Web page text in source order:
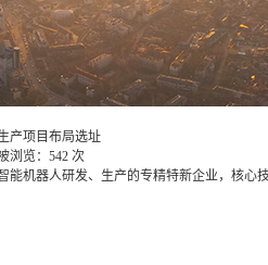
产项目布局选址
浏览：542 次
能机器人研发、生产的专精特新企业，核心